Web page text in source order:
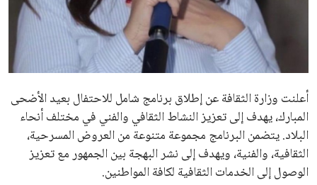
علوم وتكنولوجيا
المرأة والجمال
محافظات
أعلنت وزارة الثقافة عن إطلاق برنامج شامل للاحتفال بعيد الأضحى
المبارك، يهدف إلى تعزيز النشاط الثقافي والفني في مختلف أنحاء
البلاد. يتضمن البرنامج مجموعة متنوعة من العروض المسرحية،
الثقافية، والفنية، ويهدف إلى نشر البهجة بين الجمهور مع تعزيز
الوصول إلى الخدمات الثقافية لكافة المواطنين.